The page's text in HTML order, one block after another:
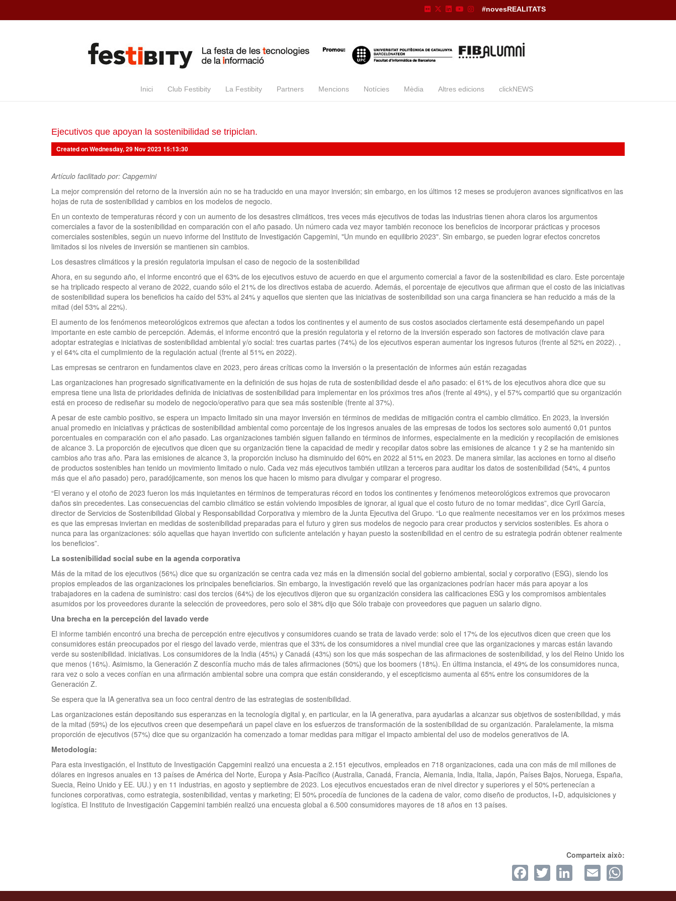
#novesREALITATS
Inici Club Festibity La Festibity Partners Mencions Notícies Mèdia Altres edicions clickNEWS
Ejecutivos que apoyan la sostenibilidad se tripiclan.
Created on Wednesday, 29 Nov 2023 15:13:30
Artículo facilitado por: Capgemini
La mejor comprensión del retorno de la inversión aún no se ha traducido en una mayor inversión; sin embargo, en los últimos 12 meses se produjeron avances significativos en las
hojas de ruta de sostenibilidad y cambios en los modelos de negocio.
En un contexto de temperaturas récord y con un aumento de los desastres climáticos, tres veces más ejecutivos de todas las industrias tienen ahora claros los argumentos
comerciales a favor de la sostenibilidad en comparación con el año pasado. Un número cada vez mayor también reconoce los beneficios de incorporar prácticas y procesos
comerciales sostenibles, según un nuevo informe del Instituto de Investigación Capgemini, "Un mundo en equilibrio 2023". Sin embargo, se pueden lograr efectos concretos
limitados si los niveles de inversión se mantienen sin cambios.
Los desastres climáticos y la presión regulatoria impulsan el caso de negocio de la sostenibilidad
Ahora, en su segundo año, el informe encontró que el 63% de los ejecutivos estuvo de acuerdo en que el argumento comercial a favor de la sostenibilidad es claro. Este porcentaje
se ha triplicado respecto al verano de 2022, cuando sólo el 21% de los directivos estaba de acuerdo. Además, el porcentaje de ejecutivos que afirman que el costo de las iniciativas
de sostenibilidad supera los beneficios ha caído del 53% al 24% y aquellos que sienten que las iniciativas de sostenibilidad son una carga financiera se han reducido a más de la
mitad (del 53% al 22%).
El aumento de los fenómenos meteorológicos extremos que afectan a todos los continentes y el aumento de sus costos asociados ciertamente está desempeñando un papel
importante en este cambio de percepción. Además, el informe encontró que la presión regulatoria y el retorno de la inversión esperado son factores de motivación clave para
adoptar estrategias e iniciativas de sostenibilidad ambiental y/o social: tres cuartas partes (74%) de los ejecutivos esperan aumentar los ingresos futuros (frente al 52% en 2022). ,
y el 64% cita el cumplimiento de la regulación actual (frente al 51% en 2022).
Las empresas se centraron en fundamentos clave en 2023, pero áreas críticas como la inversión o la presentación de informes aún están rezagadas
Las organizaciones han progresado significativamente en la definición de sus hojas de ruta de sostenibilidad desde el año pasado: el 61% de los ejecutivos ahora dice que su
empresa tiene una lista de prioridades definida de iniciativas de sostenibilidad para implementar en los próximos tres años (frente al 49%), y el 57% compartió que su organización
está en proceso de rediseñar su modelo de negocio/operativo para que sea más sostenible (frente al 37%).
A pesar de este cambio positivo, se espera un impacto limitado sin una mayor inversión en términos de medidas de mitigación contra el cambio climático. En 2023, la inversión
anual promedio en iniciativas y prácticas de sostenibilidad ambiental como porcentaje de los ingresos anuales de las empresas de todos los sectores solo aumentó 0,01 puntos
porcentuales en comparación con el año pasado. Las organizaciones también siguen fallando en términos de informes, especialmente en la medición y recopilación de emisiones
de alcance 3. La proporción de ejecutivos que dicen que su organización tiene la capacidad de medir y recopilar datos sobre las emisiones de alcance 1 y 2 se ha mantenido sin
cambios año tras año. Para las emisiones de alcance 3, la proporción incluso ha disminuido del 60% en 2022 al 51% en 2023. De manera similar, las acciones en torno al diseño
de productos sostenibles han tenido un movimiento limitado o nulo. Cada vez más ejecutivos también utilizan a terceros para auditar los datos de sostenibilidad (54%, 4 puntos
más que el año pasado) pero, paradójicamente, son menos los que hacen lo mismo para divulgar y comparar el progreso.
“El verano y el otoño de 2023 fueron los más inquietantes en términos de temperaturas récord en todos los continentes y fenómenos meteorológicos extremos que provocaron
daños sin precedentes. Las consecuencias del cambio climático se están volviendo imposibles de ignorar, al igual que el costo futuro de no tomar medidas”, dice Cyril García,
director de Servicios de Sostenibilidad Global y Responsabilidad Corporativa y miembro de la Junta Ejecutiva del Grupo. “Lo que realmente necesitamos ver en los próximos meses
es que las empresas inviertan en medidas de sostenibilidad preparadas para el futuro y giren sus modelos de negocio para crear productos y servicios sostenibles. Es ahora o
nunca para las organizaciones: sólo aquellas que hayan invertido con suficiente antelación y hayan puesto la sostenibilidad en el centro de su estrategia podrán obtener realmente
los beneficios”.
La sostenibilidad social sube en la agenda corporativa
Más de la mitad de los ejecutivos (56%) dice que su organización se centra cada vez más en la dimensión social del gobierno ambiental, social y corporativo (ESG), siendo los
propios empleados de las organizaciones los principales beneficiarios. Sin embargo, la investigación reveló que las organizaciones podrían hacer más para apoyar a los
trabajadores en la cadena de suministro: casi dos tercios (64%) de los ejecutivos dijeron que su organización considera las calificaciones ESG y los compromisos ambientales
asumidos por los proveedores durante la selección de proveedores, pero solo el 38% dijo que Sólo trabaje con proveedores que paguen un salario digno.
Una brecha en la percepción del lavado verde
El informe también encontró una brecha de percepción entre ejecutivos y consumidores cuando se trata de lavado verde: solo el 17% de los ejecutivos dicen que creen que los
consumidores están preocupados por el riesgo del lavado verde, mientras que el 33% de los consumidores a nivel mundial cree que las organizaciones y marcas están lavando
verde su sostenibilidad. iniciativas. Los consumidores de la India (45%) y Canadá (43%) son los que más sospechan de las afirmaciones de sostenibilidad, y los del Reino Unido los
que menos (16%). Asimismo, la Generación Z desconfía mucho más de tales afirmaciones (50%) que los boomers (18%). En última instancia, el 49% de los consumidores nunca,
rara vez o solo a veces confían en una afirmación ambiental sobre una compra que están considerando, y el escepticismo aumenta al 65% entre los consumidores de la
Generación Z.
Se espera que la IA generativa sea un foco central dentro de las estrategias de sostenibilidad.
Las organizaciones están depositando sus esperanzas en la tecnología digital y, en particular, en la IA generativa, para ayudarlas a alcanzar sus objetivos de sostenibilidad, y más
de la mitad (59%) de los ejecutivos creen que desempeñará un papel clave en los esfuerzos de transformación de la sostenibilidad de su organización. Paralelamente, la misma
proporción de ejecutivos (57%) dice que su organización ha comenzado a tomar medidas para mitigar el impacto ambiental del uso de modelos generativos de IA.
Metodología:
Para esta investigación, el Instituto de Investigación Capgemini realizó una encuesta a 2.151 ejecutivos, empleados en 718 organizaciones, cada una con más de mil millones de
dólares en ingresos anuales en 13 países de América del Norte, Europa y Asia-Pacífico (Australia, Canadá, Francia, Alemania, India, Italia, Japón, Países Bajos, Noruega, España,
Suecia, Reino Unido y EE. UU.) y en 11 industrias, en agosto y septiembre de 2023. Los ejecutivos encuestados eran de nivel director y superiores y el 50% pertenecían a
funciones corporativas, como estrategia, sostenibilidad, ventas y marketing; El 50% procedía de funciones de la cadena de valor, como diseño de productos, I+D, adquisiciones y
logística. El Instituto de Investigación Capgemini también realizó una encuesta global a 6.500 consumidores mayores de 18 años en 13 países.
Comparteix això:
Facebook
TwitterLinkedIn
Email